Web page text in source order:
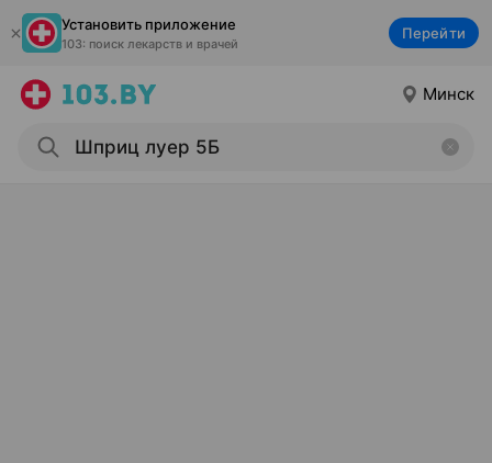
Установить приложение
103: поиск лекарств и врачей
Перейти
Минск